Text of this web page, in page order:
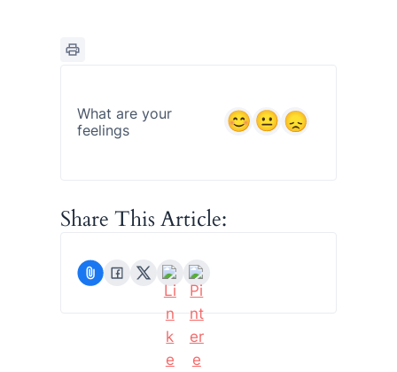
What are your
feelings
Share This Article: